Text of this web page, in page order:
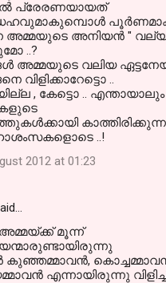
പ്രേരണയായത്
അമ്മയുടെ അനിയന്‍ "
..?
അമ്മയുടെ വലിയ
വിളിക്കാറേട്ടൊ ..
, കേട്ടൊ ..
കാത്തിരിക്കുന്നു
..!
2012 at 01:23
അമ്മയ്ക്ക് മൂന്ന്
എന്നായിരുന്നു